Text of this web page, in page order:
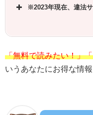
※2023年現在、違法
「無料で読みたい！」
いうあなたにお得な情